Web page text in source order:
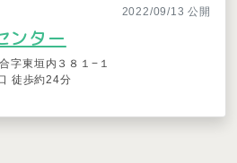
2022/09/13 公開
ンター
字東垣内３８１−１
徒歩約24分